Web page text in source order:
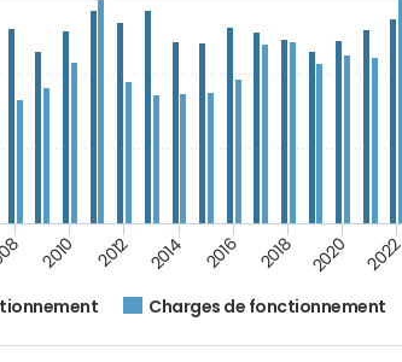
Charges de fonctionnement
2010 2012 2014 2016 2018 2020 2022